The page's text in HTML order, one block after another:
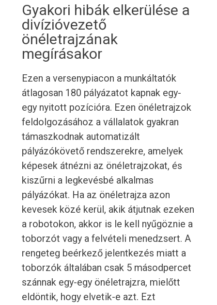
Gyakori hibák elkerülése a
divízióvezető
önéletrajzának
megírásakor
Ezen a versenypiacon a munkáltatók
átlagosan 180 pályázatot kapnak egy-
egy nyitott pozícióra. Ezen önéletrajzok
feldolgozásához a vállalatok gyakran
támaszkodnak automatizált
pályázókövető rendszerekre, amelyek
képesek átnézni az önéletrajzokat, és
kiszűrni a legkevésbé alkalmas
pályázókat. Ha az önéletrajza azon
kevesek közé kerül, akik átjutnak ezeken
a robotokon, akkor is le kell nyűgöznie a
toborzót vagy a felvételi menedzsert. A
rengeteg beérkező jelentkezés miatt a
toborzók általában csak 5 másodpercet
szánnak egy-egy önéletrajzra, mielőtt
eldöntik, hogy elvetik-e azt. Ezt